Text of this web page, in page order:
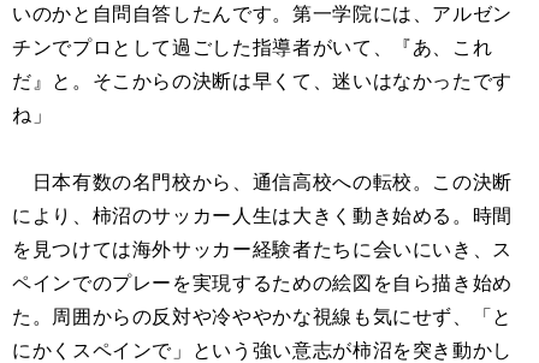
いのかと自問自答したんです。第一学院には、アルゼン
チンでプロとして過ごした指導者がいて、『あ、これ
だ』と。そこからの決断は早くて、迷いはなかったです
ね」
日本有数の名門校から、通信高校への転校。この決断
により、柿沼のサッカー人生は大きく動き始める。時間
を見つけては海外サッカー経験者たちに会いにいき、ス
ペインでのプレーを実現するための絵図を自ら描き始め
た。周囲からの反対や冷ややかな視線も気にせず、「と
にかくスペインで」という強い意志が柿沼を突き動かし